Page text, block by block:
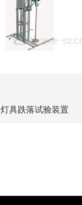
灯具跌落试验装置